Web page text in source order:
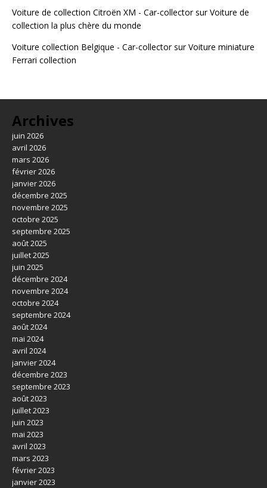
Voiture de collection Citroën XM - Car-collectorsurVoiture de
collection la plus chère du monde
Voiture collection Belgique - Car-collectorsurVoiture miniature
Ferrari collection
Archives
juin 2026
avril 2026
mars 2026
février 2026
janvier 2026
décembre 2025
novembre 2025
octobre 2025
septembre 2025
août 2025
juillet 2025
juin 2025
décembre 2024
novembre 2024
octobre 2024
septembre 2024
août 2024
mai 2024
avril 2024
janvier 2024
décembre 2023
septembre 2023
août 2023
juillet 2023
juin 2023
mai 2023
avril 2023
mars 2023
février 2023
janvier 2023